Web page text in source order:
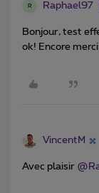
R Raphael97
Bonjour, test
ok! Encore merci
VincentM
Avec plaisir ​